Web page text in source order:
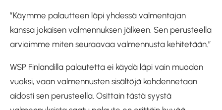
”Käymme palautteen läpi yhdessä valmentajan
kanssa jokaisen valmennuksen jälkeen. Sen perusteella
arvioimme miten seuraavaa valmennusta kehitetään.”
WSP Finlandilla palautetta ei käydä läpi vain muodon
vuoksi, vaan valmennusten sisältöjä kohdennetaan
aidosti sen perusteella. Osittain tästä syystä